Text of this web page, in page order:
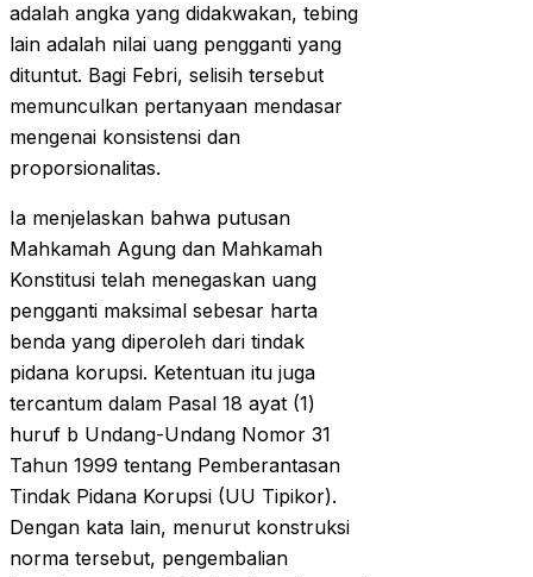
adalah angka yang didakwakan, tebing
lain adalah nilai uang pengganti yang
dituntut. Bagi Febri, selisih tersebut
memunculkan pertanyaan mendasar
mengenai konsistensi dan
proporsionalitas.
Ia menjelaskan bahwa putusan
Mahkamah Agung dan Mahkamah
Konstitusi telah menegaskan uang
pengganti maksimal sebesar harta
benda yang diperoleh dari tindak
pidana korupsi. Ketentuan itu juga
tercantum dalam Pasal 18 ayat (1)
huruf b Undang-Undang Nomor 31
Tahun 1999 tentang Pemberantasan
Tindak Pidana Korupsi (UU Tipikor).
Dengan kata lain, menurut konstruksi
norma tersebut, pengembalian